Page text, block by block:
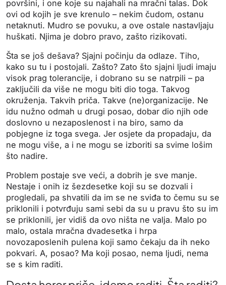
površini, i one koje su najahali na mračni talas. Dok
ovi od kojih je sve krenulo – nekim čudom, ostanu
netaknuti. Mudro se povuku, a ove ostale nastavljaju
huškati. Njima je dobro pravo, zašto rizikovati.
Šta se još dešava? Sjajni počinju da odlaze. Tiho,
kako su tu i postojali. Zašto? Zato što sjajni ljudi imaju
visok prag tolerancije, i dobrano su se natrpili – pa
zaključili da više ne mogu biti dio toga. Takvog
okruženja. Takvih priča. Takve (ne)organizacije. Ne
idu nužno odmah u drugi posao, dobar dio njih ode
doslovno u nezaposlenost i na biro, samo da
pobjegne iz toga svega. Jer osjete da propadaju, da
ne mogu više, a i ne mogu se izboriti sa svime lošim
što nadire.
Problem postaje sve veći, a dobrih je sve manje.
Nestaje i onih iz šezdesetke koji su se dozvali i
progledali, pa shvatili da im se ne sviđa to čemu su se
priklonili i potvrđuju sami sebi da su u pravu što su im
se priklonili, jer vidiš da ovo ništa ne valja. Malo po
malo, ostala mračna dvadesetka i hrpa
novozaposlenih pulena koji samo čekaju da ih neko
pokvari. A, posao? Ma koji posao, nema ljudi, nema
se s kim raditi.